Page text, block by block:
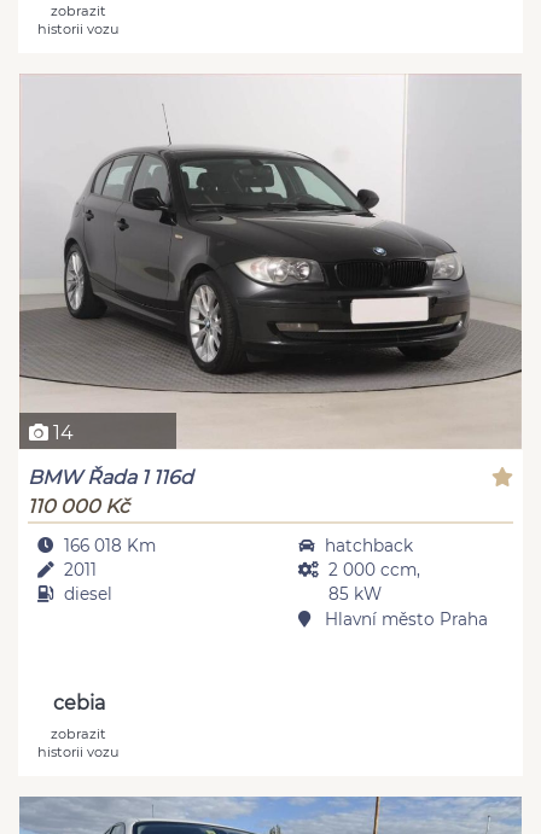
zobrazit
historii vozu
14
BMW Řada 1 116d
110 000 Kč
166 018 Km
2011
diesel
hatchback
2 000 ccm,
85 kW
Hlavní město Praha
cebia
zobrazit
historii vozu